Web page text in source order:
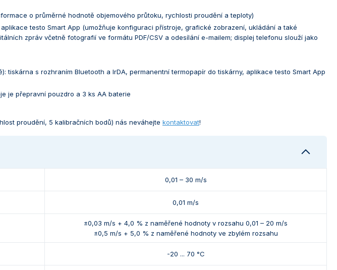
o průměrné hodnotě objemového průtoku, rychlosti proudění a teploty)
testo Smart App (umožňuje konfiguraci přístroje, grafické zobrazení, ukládání a také
zpráv včetně fotografií ve formátu PDF/CSV a odesílání e-mailem; displej telefonu slouží jako
tiskárna s rozhraním Bluetooth a IrDA, permanentní termopapír do tiskárny, aplikace testo Smart App
je přepravní pouzdro a 3 ks AA baterie
proudění, 5 kalibračních bodů) nás neváhejte kontaktovat!
0,01 – 30 m/s
0,01 m/s
±0,03 m/s + 4,0 % z naměřené hodnoty v rozsahu 0,01 – 20 m/s
±0,5 m/s + 5,0 % z naměřené hodnoty ve zbylém rozsahu
-20 ... 70 °C